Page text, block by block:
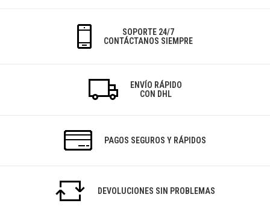
SOPORTE 24/7
CONTÁCTANOS SIEMPRE
ENVÍO RÁPIDO
CON DHL
PAGOS SEGUROS Y RÁPIDOS
DEVOLUCIONES SIN PROBLEMAS